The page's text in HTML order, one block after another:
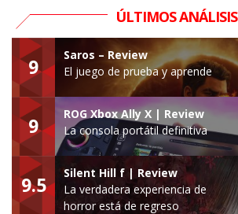
ÚLTIMOS ANÁLISIS
9
Saros – Review
El juego de prueba y aprende
9
ROG Xbox Ally X | Review
La consola portátil definitiva
9.5
Silent Hill f | Review
La verdadera experiencia de
horror está de regreso